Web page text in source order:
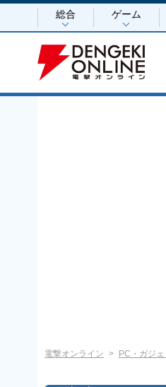
総合 ゲーム
電撃オンライン PC・ガジェ